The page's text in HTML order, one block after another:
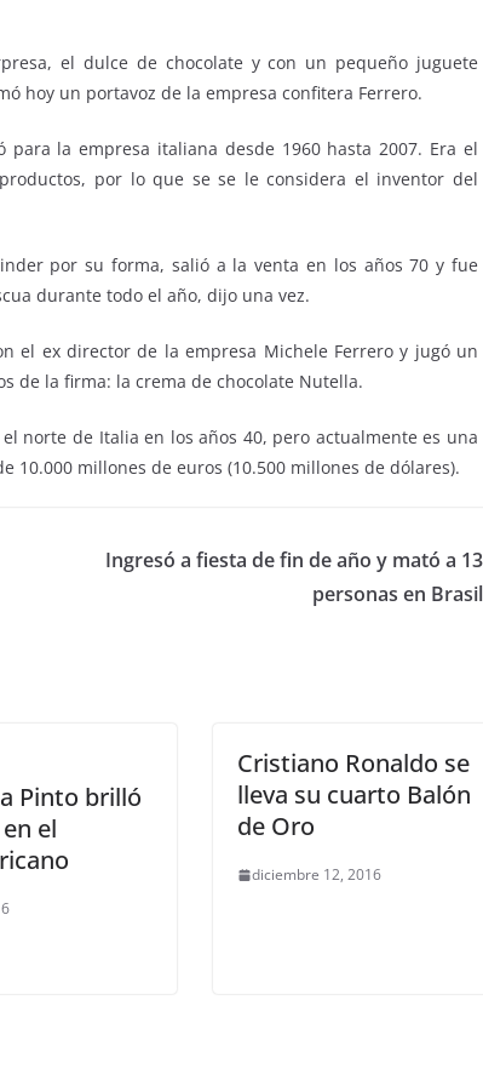
el dulce de chocolate y con un pequeño juguete
hoy un portavoz de la empresa confitera Ferrero.
la empresa italiana desde 1960 hasta 2007. Era el
por lo que se se le considera el inventor del
por su forma, salió a la venta en los años 70 y fue
durante todo el año, dijo una vez.
el ex director de la empresa Michele Ferrero y jugó un
de la firma: la crema de chocolate Nutella.
norte de Italia en los años 40, pero actualmente es una
millones de euros (10.500 millones de dólares).
Ingresó a fiesta de fin de año y mató a 13
personas en Brasil
Pinto brilló
el
Cristiano Ronaldo se
lleva su cuarto Balón
de Oro
diciembre 12, 2016